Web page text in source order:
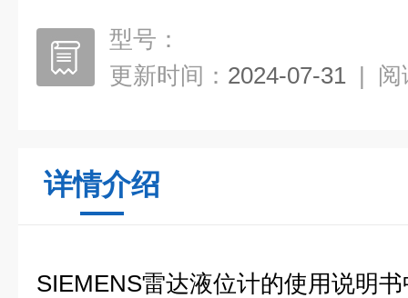
型号：
更新时间： 2024-07-31 | 阅
详情介绍
SIEMENS雷达液位计的使用说明